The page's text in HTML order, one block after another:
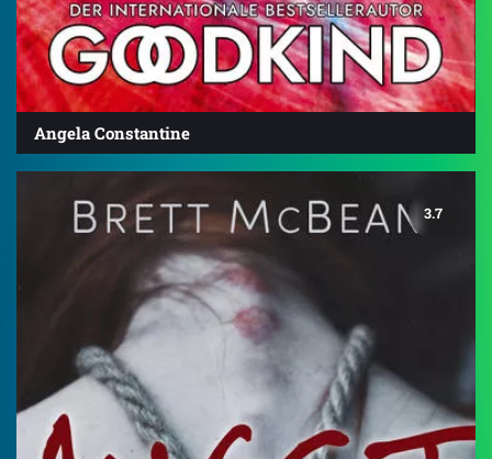
Angela Constantine
3.7